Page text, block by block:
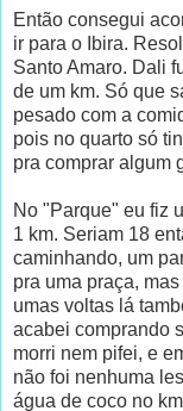
Então consegui
ir para o Ibira.
Santo Amaro. Dali
de um km. Só que
pesado com a
pois no quarto só
pra comprar algum
No "Parque" eu fiz
1 km. Seriam 18
caminhando, um
pra uma praça,
umas voltas lá
acabei comprando
morri nem pifei, e
não foi nenhuma
água de coco no